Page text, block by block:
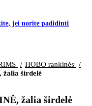
jei norite padidinti
HOBO rankinės
širdelė
žalia širdelė